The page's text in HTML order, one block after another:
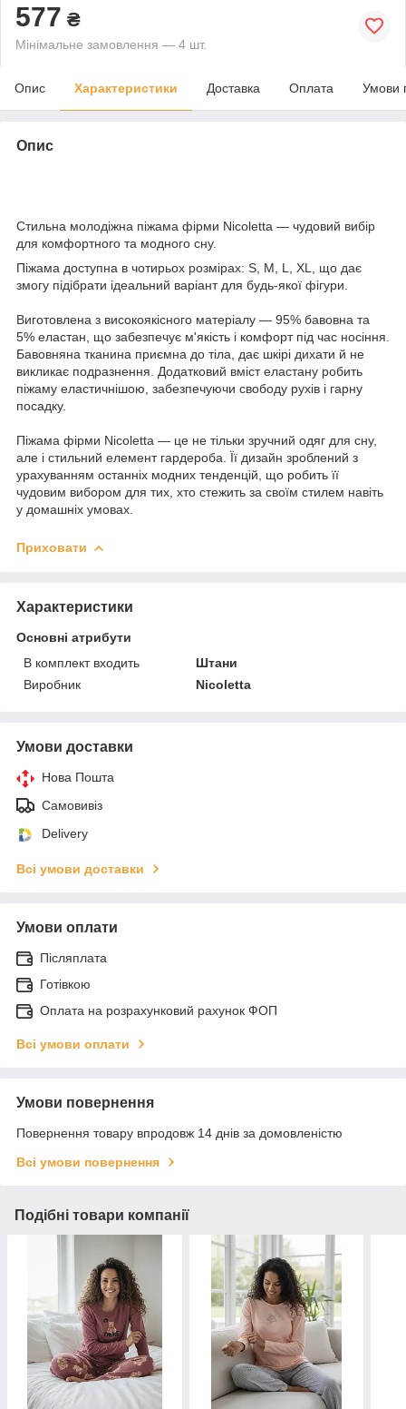
577 ₴
Мінімальне замовлення — 4 шт.
Опис Характеристики Доставка Оплата Умови
Опис
Стильна молодіжна піжама фірми Nicoletta — чудовий вибір
для комфортного та модного сну.
Піжама доступна в чотирьох розмірах: S, M, L, XL, що дає
змогу підібрати ідеальний варіант для будь-якої фігури.
Виготовлена з високоякісного матеріалу — 95% бавовна та
5% еластан, що забезпечує м'якість і комфорт під час носіння.
Бавовняна тканина приємна до тіла, дає шкірі дихати й не
викликає подразнення. Додатковий вміст еластану робить
піжаму еластичнішою, забезпечуючи свободу рухів і гарну
посадку.
Піжама фірми Nicoletta — це не тільки зручний одяг для сну,
але і стильний елемент гардероба. Її дизайн зроблений з
урахуванням останніх модних тенденцій, що робить її
чудовим вибором для тих, хто стежить за своїм стилем навіть
у домашніх умовах.
Приховати
Характеристики
Основні атрибути
В комплект входить
Штани
Виробник
Nicoletta
Умови доставки
Нова Пошта
Самовивіз
Delivery
Всі умови доставки
Умови оплати
Післяплата
Готівкою
Оплата на розрахунковий рахунок ФОП
Всі умови оплати
Умови повернення
Повернення товару впродовж 14 днів за домовленістю
Всі умови повернення
Подібні товари компанії